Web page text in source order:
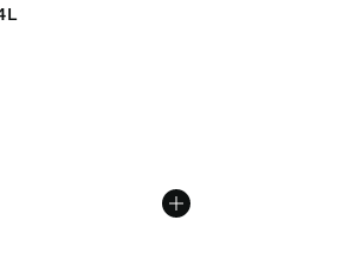
promotion. Prix en baisse de € 65,00 à